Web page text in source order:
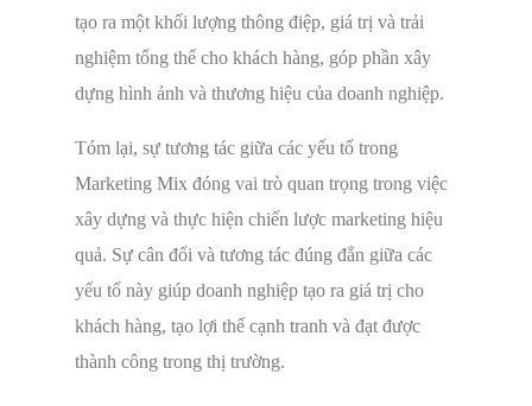
tạo ra một khối lượng thông điệp, giá trị và trải
nghiệm tổng thể cho khách hàng, góp phần xây
dựng hình ảnh và thương hiệu của doanh nghiệp.
Tóm lại, sự tương tác giữa các yếu tố trong
Marketing Mix đóng vai trò quan trọng trong việc
xây dựng và thực hiện chiến lược marketing hiệu
quả. Sự cân đối và tương tác đúng đắn giữa các
yếu tố này giúp doanh nghiệp tạo ra giá trị cho
khách hàng, tạo lợi thế cạnh tranh và đạt được
thành công trong thị trường.